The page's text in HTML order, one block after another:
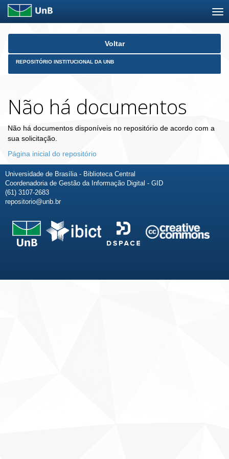
Skip
Voltar
REPOSITÓRIO INSTITUCIONAL DA UNB
Não há documentos
Não há documentos disponíveis no repositório de acordo com a
sua solicitação.
Página inicial do repositório
Universidade de Brasília - Biblioteca Central
Coordenadoria de Gestão da Informação Digital - GID
(61) 3107-2683
repositorio@unb.br